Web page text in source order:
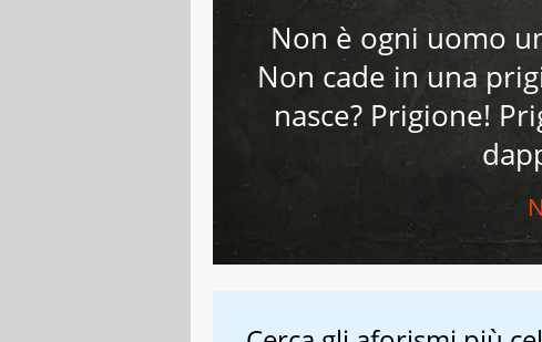
Non è ogni uomo
Non cade in una
nasce? Prigione!